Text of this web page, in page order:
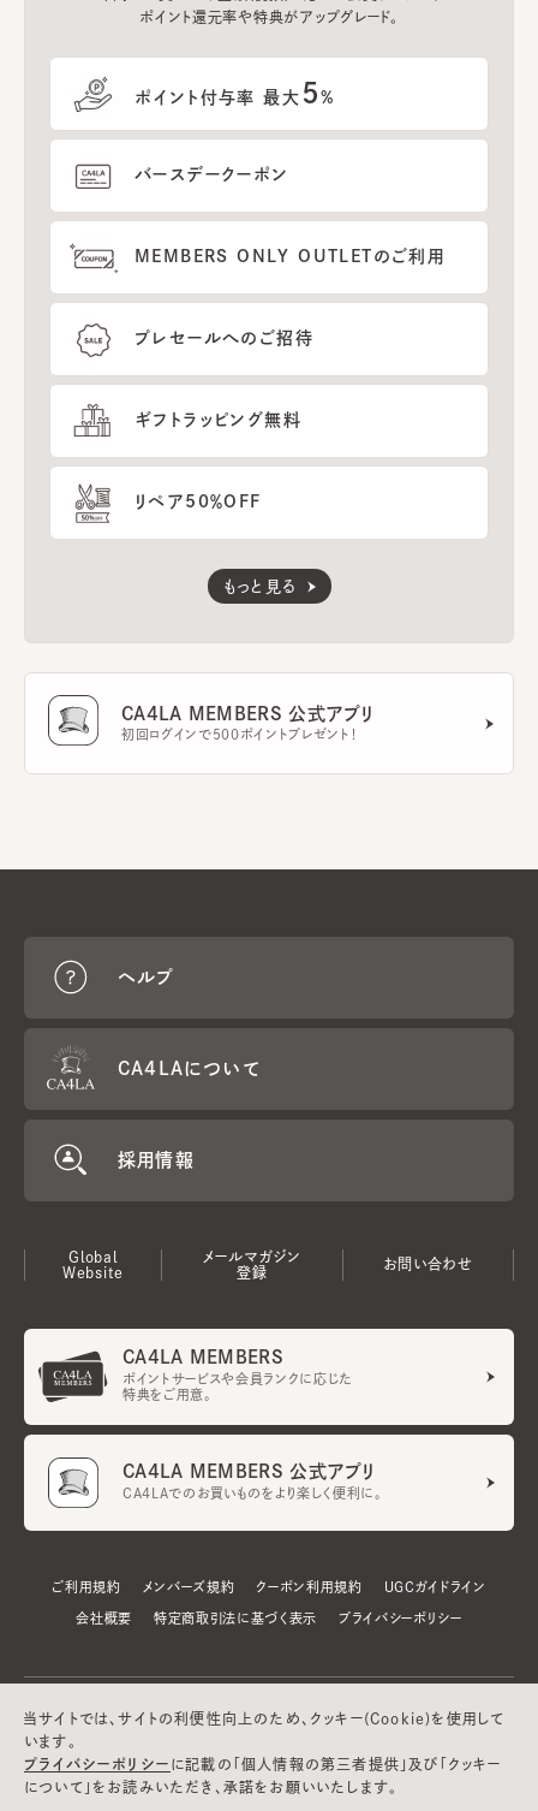
ポイント還元率や特典がアップグレード。
ポイント付与率 最大 5%
バースデークーポン
MEMBERS ONLY OUTLETのご利用
プレセールへのご招待
ギフトラッピング無料
リペア50％OFF
もっと見る
CA4LA MEMBERS 公式アプリ
初回ログインで500ポイントプレゼント！
ヘルプ
CA4LAについて
採用情報
Global
Website
メールマガジン
登録
お問い合わせ
CA4LA MEMBERS
ポイントサービスや会員ランクに応じた
特典をご用意。
CA4LA MEMBERS 公式アプリ
CA4LAでのお買いものをより楽しく便利に。
ご利用規約 メンバーズ規約 クーポン利用規約 UGCガイドライン
会社概要 特定商取引法に基づく表示 プライバシーポリシー
当サイトでは、サイトの利便性向上のため、クッキー(Cookie)を使用して
います。
プライバシーポリシー に記載の「個人情報の第三者提供」及び「クッキー
について」をお読みいただき、承諾をお願いいたします。